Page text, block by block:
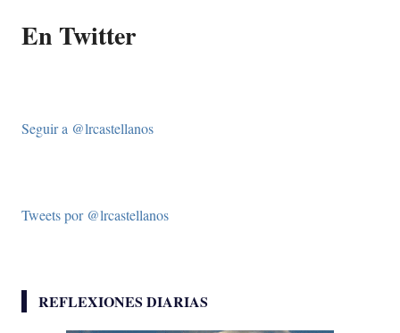
En Twitter
Seguir a @lrcastellanos
Tweets por @lrcastellanos
REFLEXIONES DIARIAS